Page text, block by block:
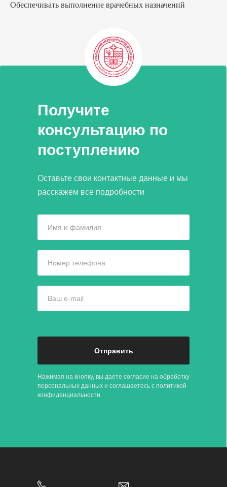
Обеспечивать выполнение врачебных назначений
Получите
консультацию по
поступлению
Оставьте свои контактные данные и мы
расскажем все подробности
Имя и фамилия
Номер телефона
Ваш e-mail
Отправить
Нажимая на кнопку, вы даете согласие на обработку
персональных данных и соглашаетесь c политикой
конфиденциальности